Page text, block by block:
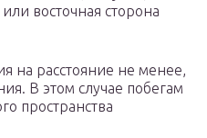
восточная сторона
на расстояние не менее,
В этом случае побегам
пространства